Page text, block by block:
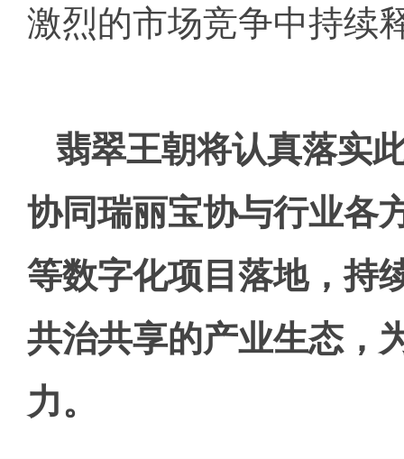
激烈的市场竞争中持续
翡翠王朝将认真落实
协同瑞丽宝协与行业各
等数字化项目落地，持
共治共享的产业生态，
力。